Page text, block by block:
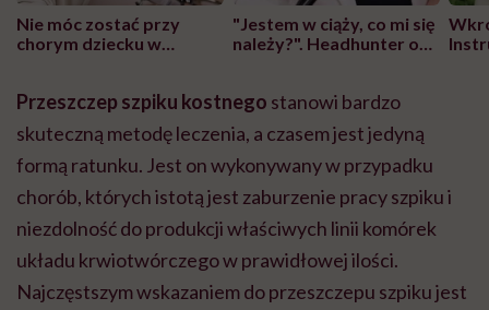
Nie móc zostać przy
chorym dziecku w
może chyba tylko
głupota i brak
wyobraźni"
"Jestem w ciąży, co mi się
należy?". Headhunter o
pracy
Przeszczep szpiku kostnego stanowi bardzo
skuteczną metodę leczenia, a czasem jest jedyną
formą ratunku. Jest on wykonywany w przypadku
chorób, których istotą jest zaburzenie pracy szpiku i
niezdolność do produkcji właściwych linii komórek
układu krwiotwórczego w prawidłowej ilości.
Najczęstszym wskazaniem do przeszczepu szpiku jest